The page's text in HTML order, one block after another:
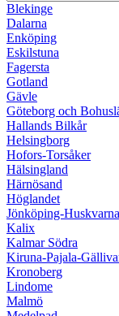
Blekinge
Dalarna
Enköping
Eskilstuna
Fagersta
Gotland
Gävle
Göteborg och
Hallands Bilkår
Helsingborg
Hofors-Torsåker
Hälsingland
Härnösand
Höglandet
Jönköping-Huskvarna
Kalix
Kalmar Södra
Kiruna-Pajala-
Kronoberg
Lindome
Malmö